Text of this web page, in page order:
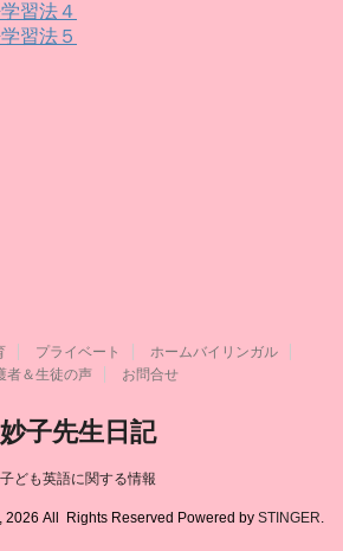
習法４
習法５
プライベート
ホームバイリンガル
者＆生徒の声
お問合せ
妙子先生日記
子ども英語に関する情報
2026 All Rights Reserved Powered by STINGER.